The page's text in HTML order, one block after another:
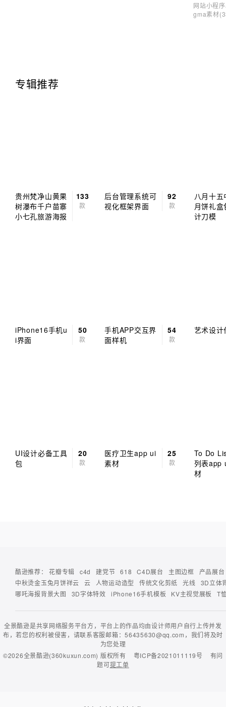
网站小程
gma素材
专辑推荐
贵州梵净山黄果
树瀑布千户苗寨
小七孔旅游海报
133
款
后台管理系统可
视化框架界面
92
款
八月十
月饼礼
计刀模
iPhone16手机u
i界面
50
款
手机APP交互界
面样机
54
款
艺术设计
UI设计必备工具
包
20
款
医疗卫生app ui
素材
25
款
To Do
列表app
材
酷逊推荐：花瓣专辑 c4d 建党节 618 C4D展台 主图边框
产品展台
中秋烫金玉兔月饼祥云
云 人物运动造型 传统文化剪纸 光线
3D立体
哪吒海报背景大图
3D字体特效 iPhone16手机模板 KV主视觉展板 T
全景酷逊是共享网络服务平台方，平台上的作品均由设计师用户自行上传并发
布，若您的权利被侵害，请联系客服邮箱：56435630@qq.com，我们将及时
为您处理
©2026全景酷逊(360kuxun.com) 版权所有 粤ICP备2021011119号
有问
题可提工单